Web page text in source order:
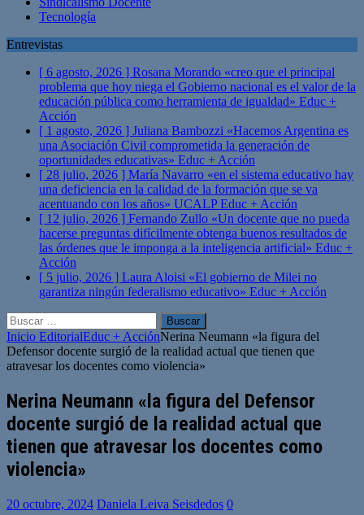
Tecnología
Entrevistas
[ 6 agosto, 2026 ] Rosana Morando «creo que el principal
problema que hoy niega el Gobierno nacional es el valor de la
educación pública como herramienta de igualdad» Educ +
Acción
[ 1 agosto, 2026 ] Juliana Bambozzi «Hacemos Argentina es
una Asociación Civil comprometida la generación de
oportunidades educativas» Educ + Acción
[ 28 julio, 2026 ] María Navarro «en el sistema educativo hay
una deficiencia en la calidad de la formación que se va
acentuando con los años» UCALPEduc + Acción
[ 12 julio, 2026 ] Fernando Zullo «Un docente que no pueda
hacerse preguntas difícilmente obtenga buenos resultados de
las órdenes que le imponga a la inteligencia artificial» Educ +
Acción
[ 5 julio, 2026 ] Laura Aloisi «El gobierno de Milei no
garantiza ningún federalismo educativo» Educ + Acción
Buscar:
Inicio EditorialEduc + AcciónNerina Neumann «la figura del
Defensor docente surgió de la realidad actual que tienen que
atravesar los docentes como violencia»
Nerina Neumann «la figura del Defensor
docente surgió de la realidad actual que
tienen que atravesar los docentes como
violencia»
20 octubre, 2024 Daniela Leiva Seisdedos 0